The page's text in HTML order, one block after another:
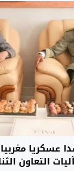
عسكريا
آليات التعاون